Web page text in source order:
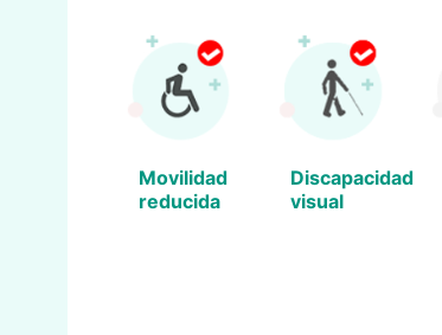
Movilidad
reducida
Discapacidad
visual